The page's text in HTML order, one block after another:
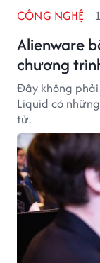
Alienware
chương
CÔNG NGHỆ
Đây không
Liquid có
tử.